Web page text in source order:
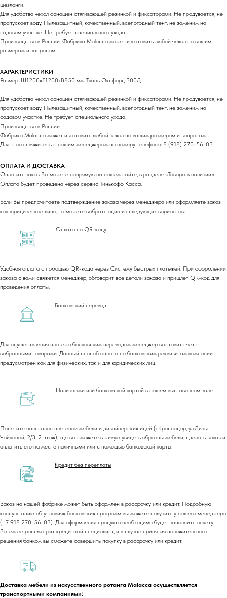
шезлонги.
Для удобства чехол оснащен стягивающей резинкой и фиксаторами. Не продувается, не
пропускает воду. Пылезащитный, качественный, всепогодный тент, не заменим на
садовом участке. Не требует специального ухода.
Производство в России. Фабрика Malacca может изготовить любой чехол по вашим
размерам и запросам.
ХАРАКТЕРИСТИКИ
Размер: Ш1200xГ1200xВ850 мм. Ткань Оксфорд 300Д.
Для удобства чехол оснащен стягивающей резинкой и фиксаторами. Не продувается, не
пропускает воду. Пылезащитный, качественный, всепогодный тент, не заменим на
садовом участке. Не требует специального ухода.
Производство в России.
Фабрика Malacca может изготовить любой чехол по вашим размерам и запросам.
Для этого свяжитесь с нашим менеджером по номеру телефона: 8 (918) 270-56-03.
ОПЛАТА И ДОСТАВКА
Оплатить заказ Вы можете напрямую на нашем сайте, в разделе «Товары в наличии».
Оплата будет проведена через сервис Тинькофф Касса.
Если Вы предпочитаете подтверждение заказа через менеджера или оформляете заказ
как юридическое лицо, то можете выбрать один из следующих вариантов:
Оплата по QR-коду
Удобная оплата с помощью QR-кода через Систему быстрых платежей. При оформлении
заказа с вами свяжется менеджер, обговорит все детали заказа и пришлет QR-код для
проведения оплаты.
Банковский перевод
Для осуществления платежа банковским переводом менеджер выставит счет с
выбранными товарами. Данный способ оплаты по банковским реквизитам компании
предусмотрен как для физических, так и для юридических лиц.
Наличными или банковской картой в нашем выставочном зале
Посетите наш салон плетеной мебели и дизайнерских идей (г.Краснодар, ул.Лизы
Чайконой, 2/3, 2 этаж), где вы сможете в живую увидеть образцы мебели, сделать заказ и
оплатить его на месте наличными или с помощью банковской карты.
Кредит без переплаты
Заказ на нашей фабрике может быть оформлен в рассрочку или кредит. Подробную
консультацию об условиях банковских программ вы можете получить у нашего менеджера
(+7 918 270-56-03). Для оформления продукта необходимо будет заполнить анкету.
Затем ее рассмотрит кредитный специалист, и в случае принятия положительного
решения банком вы сможете совершить покупку в рассрочку или кредит.
Доставка мебели из искусственного ротанга Malacca осуществляется
транспортными компаниями:
ООО «Малакка
office@malacca.ru
ИНН 2312318794